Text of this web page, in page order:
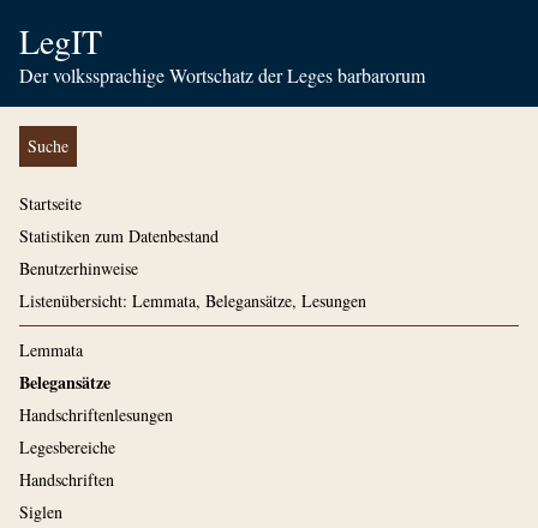
LegIT
Der volkssprachige Wortschatz der Leges barbarorum
Suche
Startseite
Statistiken zum Datenbestand
Benutzerhinweise
Listenübersicht: Lemmata, Belegansätze, Lesungen
Lemmata
Belegansätze
Handschriftenlesungen
Legesbereiche
Handschriften
Siglen